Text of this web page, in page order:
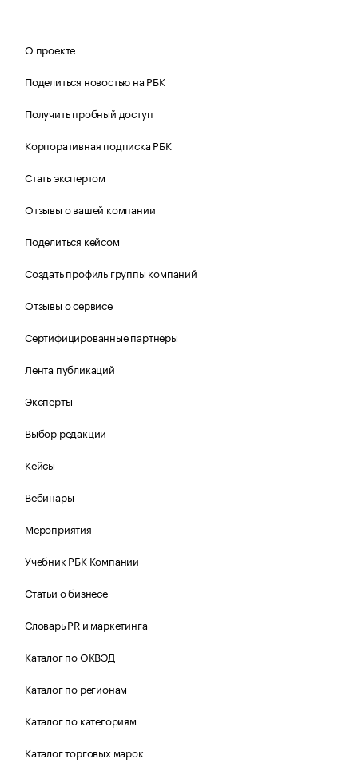
О проекте
Поделиться новостью на РБК
Получить пробный доступ
Корпоративная подписка РБК
Стать экспертом
Отзывы о вашей компании
Поделиться кейсом
Создать профиль группы компаний
Отзывы о сервисе
Сертифицированные партнеры
Лента публикаций
Эксперты
Выбор редакции
Кейсы
Вебинары
Мероприятия
Учебник РБК Компании
Статьи о бизнесе
Словарь PR и маркетинга
Каталог по ОКВЭД
Каталог по регионам
Каталог по категориям
Каталог торговых марок